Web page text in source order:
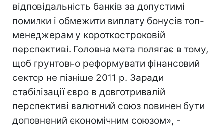
відповідальність банків за допустимі
помилки і обмежити виплату бонусів топ-
менеджерам у короткостроковій
перспективі. Головна мета полягає в тому,
щоб грунтовно реформувати фінансовий
сектор не пізніше 2011 р. Заради
стабілізації євро в довготривалій
перспективі валютний союз повинен бути
доповнений економічним союзом», -